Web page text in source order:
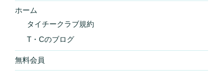
ホーム
タイチークラブ規約
T・Cのブログ
無料会員